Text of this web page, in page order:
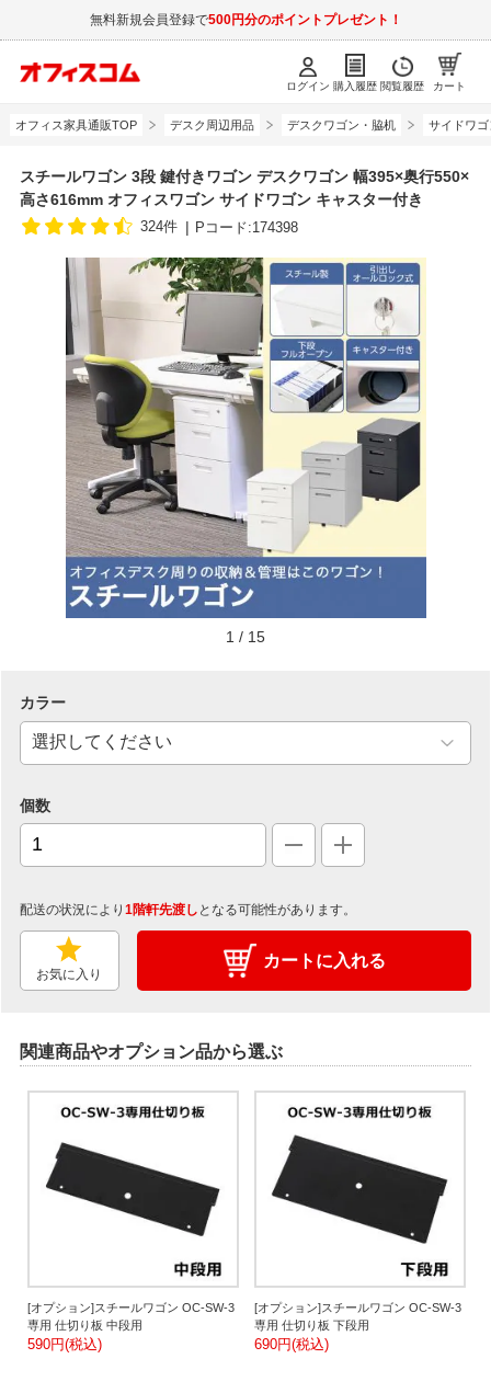
無料新規会員登録で500円分のポイントプレゼント！
ログイン 購入履歴 閲覧履歴 カート
オフィス家具通販TOP デスク周辺用品 デスクワゴン・脇机 サイドワ
スチールワゴン 3段 鍵付きワゴン デスクワゴン 幅395×奥行550×
高さ616mm オフィスワゴン サイドワゴン キャスター付き
324件 Pコード:174398
1 / 15
カラー
個数
配送の状況により 1階軒先渡し となる可能性があります。
お気に入り
カートに入れる
関連商品やオプション品から選ぶ
[オプション]スチールワゴン OC-SW-3
専用 仕切り板 中段用
590円(税込)
[オプション]スチールワゴン OC-SW-3
専用 仕切り板 下段用
690円(税込)